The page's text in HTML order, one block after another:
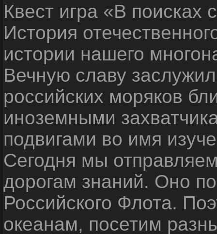
Квест игра «В
История
истории нашего
Вечную славу
российских моряков
иноземными
подвигами во имя
Сегодня мы
дорогам знаний. Оно
Российского Флота.
океанам, посетим